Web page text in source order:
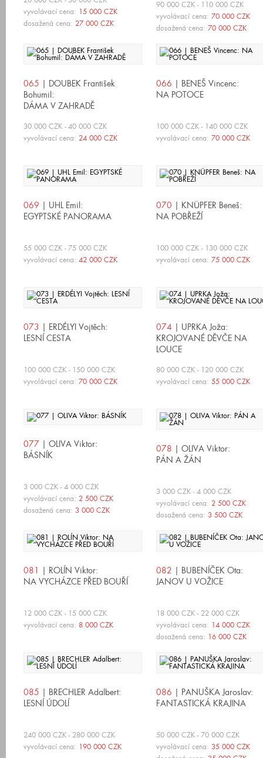
vyvolávací cena: 15 000 CZK
dosažená cena: 27 000 CZK
90 000 CZK - 110 000 CZK
vyvolávací cena: 70 000 CZK
dosažená cena: 70 000 CZK
065 | DOUBEK František
Bohumil:
DÁMA V ZAHRADĚ
30 000 CZK - 40 000 CZK
vyvolávací cena: 24 000 CZK
066 | BENEŠ Vincenc:
NA POTOCE
100 000 CZK - 140 000 CZK
vyvolávací cena: 70 000 CZK
069 | UHL Emil:
EGYPTSKÉ PANORAMA
55 000 CZK - 75 000 CZK
vyvolávací cena: 42 000 CZK
070 | KNÜPFER Beneš:
NA POBŘEŽÍ
100 000 CZK - 130 000 CZK
vyvolávací cena: 75 000 CZK
073 | ERDÉLYI Vojtěch:
LESNÍ CESTA
100 000 CZK - 150 000 CZK
vyvolávací cena: 70 000 CZK
074 | UPRKA Joža:
KROJOVANÉ DĚVČE NA
LOUCE
80 000 CZK - 120 000 CZK
vyvolávací cena: 55 000 CZK
077 | OLIVA Viktor:
BÁSNÍK
3 000 CZK - 4 000 CZK
vyvolávací cena: 2 500 CZK
dosažená cena: 3 000 CZK
078 | OLIVA Viktor:
PÁN A ŽÁN
3 000 CZK - 4 000 CZK
vyvolávací cena: 2 500 CZK
dosažená cena: 3 500 CZK
081 | ROLÍN Viktor:
NA VYCHÁZCE PŘED BOUŘÍ
12 000 CZK - 15 000 CZK
vyvolávací cena: 8 000 CZK
082 | BUBENÍČEK Ota:
JANOV U VOŽICE
18 000 CZK - 22 000 CZK
vyvolávací cena: 14 000 CZK
dosažená cena: 16 000 CZK
085 | BRECHLER Adalbert:
LESNÍ ÚDOLÍ
240 000 CZK - 280 000 CZK
vyvolávací cena: 190 000 CZK
086 | PANUŠKA Jaroslav:
FANTASTICKÁ KRAJINA
50 000 CZK - 70 000 CZK
vyvolávací cena: 35 000 CZK